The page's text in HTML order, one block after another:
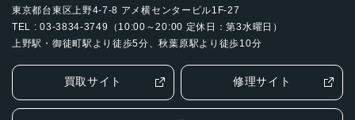
東京都台東区上野4-7-8 アメ横センタービル1F-27
TEL : 03-3834-3749（10:00～20:00 定休日：第3水曜日）
上野駅・御徒町駅より徒歩5分、秋葉原駅より徒歩10分
買取サイト 修理サイト